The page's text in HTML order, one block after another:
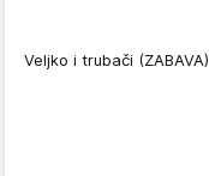
Veljko i trubači (ZABAVA)